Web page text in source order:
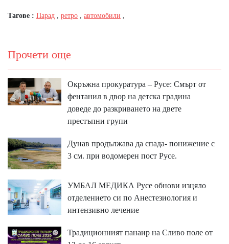
Тагове : Парад , ретро , автомобили ,
Прочети още
Окръжна прокуратура – Русе: Смърт от
фентанил в двор на детска градина
доведе до разкриването на двете
престъпни групи
Дунав продължава да спада- понижение с
3 см. при водомерен пост Русе.
УМБАЛ МЕДИКА Русе обнови изцяло
отделението си по Анестезиология и
интензивно лечение
Традиционният панаир на Сливо поле от